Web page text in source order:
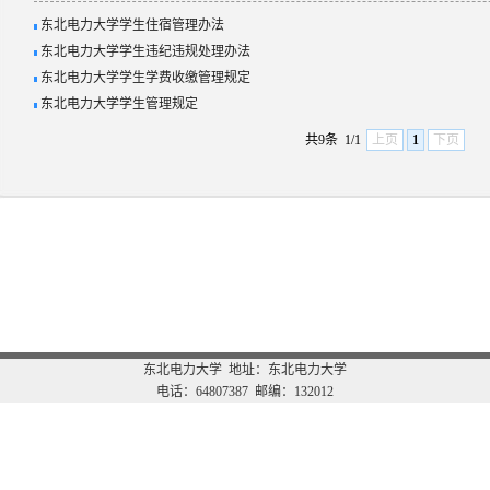
东北电力大学学生住宿管理办法
东北电力大学学生违纪违规处理办法
东北电力大学学生学费收缴管理规定
东北电力大学学生管理规定
共9条 1/1 上页 1 下页
东北电力大学 地址：东北电力大学
电话：64807387 邮编：132012